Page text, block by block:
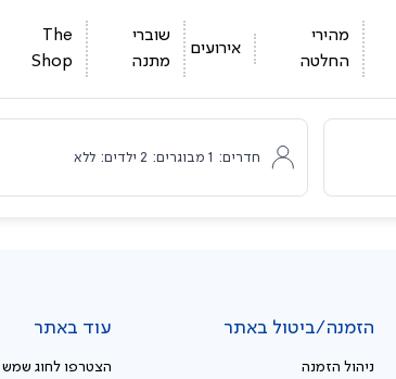
מהירי
החלטה
אירועים
שוברי
מתנה
The
Shop
חדרים: 1 מבוגרים: 2 ילדים: ללא
הזמנה/ביטול באתר
ניהול הזמנה
עוד באתר
הצטרפו לחוג שמש